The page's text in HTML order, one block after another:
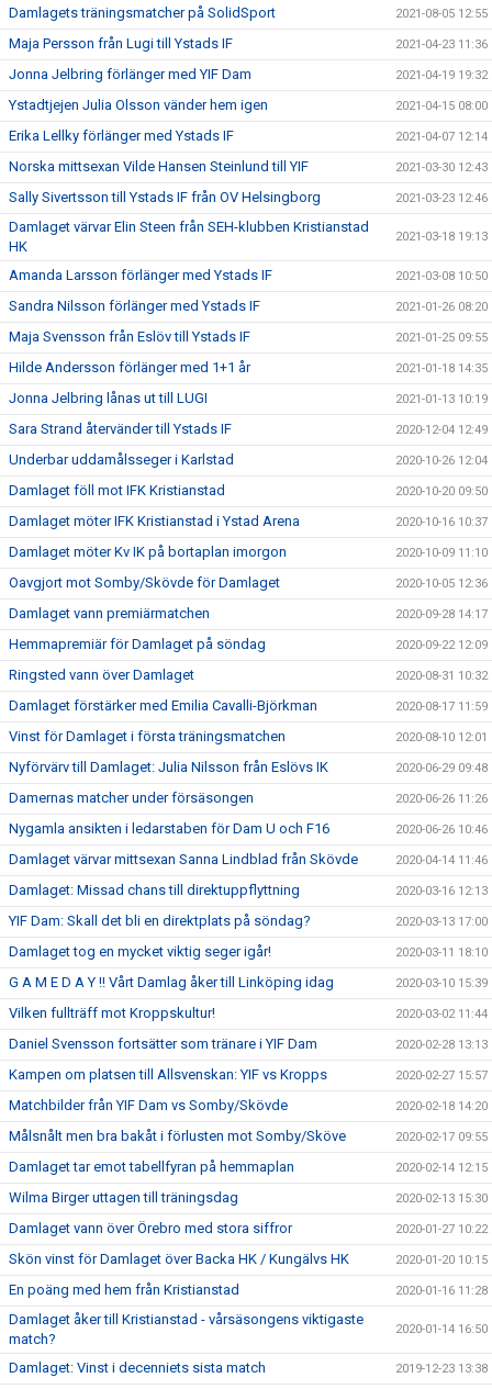
Damlagets träningsmatcher på SolidSport 2021-08-05 12:55
Maja Persson från Lugi till Ystads IF 2021-04-23 11:36
Jonna Jelbring förlänger med YIF Dam 2021-04-19 19:32
Ystadtjejen Julia Olsson vänder hem igen 2021-04-15 08:00
Erika Lellky förlänger med Ystads IF 2021-04-07 12:14
Norska mittsexan Vilde Hansen Steinlund till YIF 2021-03-30 12:43
Sally Sivertsson till Ystads IF från OV Helsingborg 2021-03-23 12:46
Damlaget värvar Elin Steen från SEH-klubben Kristianstad
HK
2021-03-18 19:13
Amanda Larsson förlänger med Ystads IF 2021-03-08 10:50
Sandra Nilsson förlänger med Ystads IF 2021-01-26 08:20
Maja Svensson från Eslöv till Ystads IF 2021-01-25 09:55
Hilde Andersson förlänger med 1+1 år 2021-01-18 14:35
Jonna Jelbring lånas ut till LUGI 2021-01-13 10:19
Sara Strand återvänder till Ystads IF 2020-12-04 12:49
Underbar uddamålsseger i Karlstad 2020-10-26 12:04
Damlaget föll mot IFK Kristianstad 2020-10-20 09:50
Damlaget möter IFK Kristianstad i Ystad Arena 2020-10-16 10:37
Damlaget möter Kv IK på bortaplan imorgon 2020-10-09 11:10
Oavgjort mot Somby/Skövde för Damlaget 2020-10-05 12:36
Damlaget vann premiärmatchen 2020-09-28 14:17
Hemmapremiär för Damlaget på söndag 2020-09-22 12:09
Ringsted vann över Damlaget 2020-08-31 10:32
Damlaget förstärker med Emilia Cavalli-Björkman 2020-08-17 11:59
Vinst för Damlaget i första träningsmatchen 2020-08-10 12:01
Nyförvärv till Damlaget: Julia Nilsson från Eslövs IK 2020-06-29 09:48
Damernas matcher under försäsongen 2020-06-26 11:26
Nygamla ansikten i ledarstaben för Dam U och F16 2020-06-26 10:46
Damlaget värvar mittsexan Sanna Lindblad från Skövde 2020-04-14 11:46
Damlaget: Missad chans till direktuppflyttning 2020-03-16 12:13
YIF Dam: Skall det bli en direktplats på söndag? 2020-03-13 17:00
Damlaget tog en mycket viktig seger igår! 2020-03-11 18:10
G A M E D A Y !! Vårt Damlag åker till Linköping idag 2020-03-10 15:39
Vilken fullträff mot Kroppskultur! 2020-03-02 11:44
Daniel Svensson fortsätter som tränare i YIF Dam 2020-02-28 13:13
Kampen om platsen till Allsvenskan: YIF vs Kropps 2020-02-27 15:57
Matchbilder från YIF Dam vs Somby/Skövde 2020-02-18 14:20
Målsnålt men bra bakåt i förlusten mot Somby/Sköve 2020-02-17 09:55
Damlaget tar emot tabellfyran på hemmaplan 2020-02-14 12:15
Wilma Birger uttagen till träningsdag 2020-02-13 15:30
Damlaget vann över Örebro med stora siffror 2020-01-27 10:22
Skön vinst för Damlaget över Backa HK / Kungälvs HK 2020-01-20 10:15
En poäng med hem från Kristianstad 2020-01-16 11:28
Damlaget åker till Kristianstad - vårsäsongens viktigaste
match?
2020-01-14 16:50
Damlaget: Vinst i decenniets sista match 2019-12-23 13:38